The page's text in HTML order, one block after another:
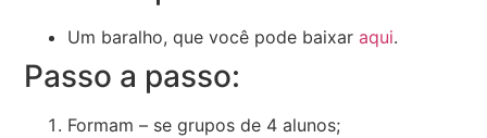
Um baralho, que você pode baixaraqui.
Passo a passo:
Formam – se grupos de 4 alunos;